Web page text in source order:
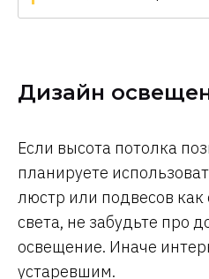
Дизайн
Если высота потолка
планируете
люстр или подвесов как
света, не забудьте про
освещение. Иначе
устаревшим.